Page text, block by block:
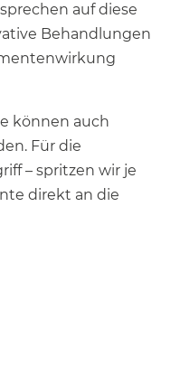
auf diese
Behandlungen
können auch
Für die
– spritzen wir je
direkt an die